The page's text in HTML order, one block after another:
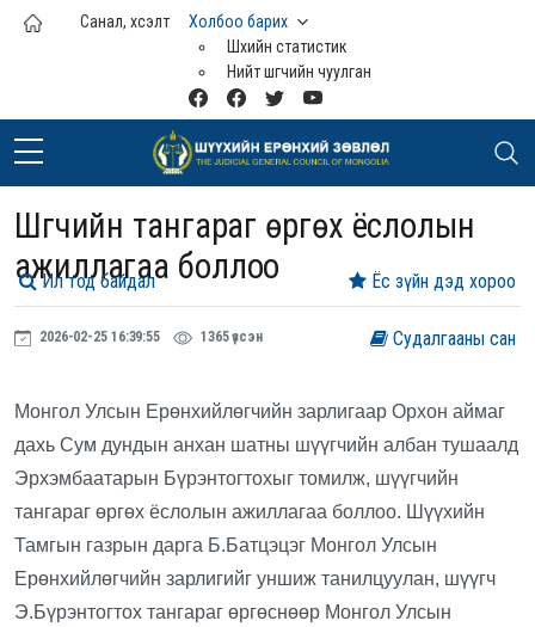
Үндсэн агуулга руу шилжих
Санал, хүсэлт
Холбоо барих
Шүүхийн статистик
Нийт шүүгчийн чуулган
Шүүгчийн тангараг өргөх ёслолын
ажиллагаа боллоо
2026-02-25 16:39:55 1365 үзсэн
Монгол Улсын Ерөнхийлөгчийн зарлигаар Орхон аймаг
дахь Сум дундын анхан шатны шүүгчийн албан тушаалд
Эрхэмбаатарын Бүрэнтогтохыг томилж, шүүгчийн
тангараг өргөх ёслолын ажиллагаа боллоо. Шүүхийн
Тамгын газрын дарга Б.Батцэцэг Монгол Улсын
Ерөнхийлөгчийн зарлигийг уншиж танилцуулан, шүүгч
Э.Бүрэнтогтох тангараг өргөснөөр Монгол Улсын
Судалгааны сан
Ёс зүйн дэд хороо
Ил тод байдал